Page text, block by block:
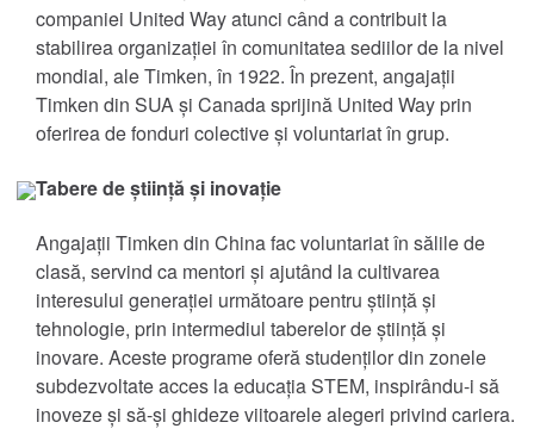
Drives®
SPINEA®
PT Tech
Lagersmit®
Torsion Control ™
Des-Case ®
companiei United Way atunci când a contribuit la
stabilirea organizației în comunitatea sediilor de la nivel
mondial, ale Timken, în 1922. În prezent, angajații
Timken din SUA și Canada sprijină United Way prin
oferirea de fonduri colective și voluntariat în grup.
Tabere de știință și inovație
Angajații Timken din China fac voluntariat în sălile de
clasă, servind ca mentori și ajutând la cultivarea
interesului generației următoare pentru știință și
tehnologie, prin intermediul taberelor de știință și
inovare. Aceste programe oferă studenților din zonele
subdezvoltate acces la educația STEM, inspirându-i să
inoveze și să-și ghideze viitoarele alegeri privind cariera.